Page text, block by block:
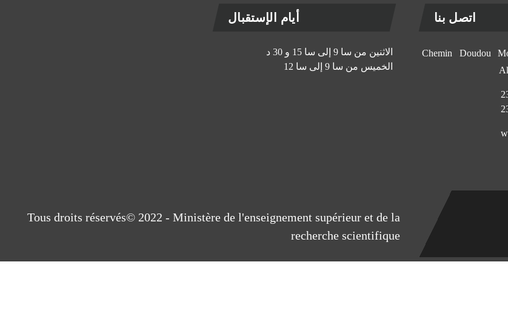
اتصل بنا
11, Chemin
أيام الإستقبال
الاثنين من سا 9 إلى سا 15 و 30 د
الخميس من سا 9 إلى سا 12
Tous droits réservés© 2022 - Ministère de l'enseignement supérieur et de la
recherche scientifique